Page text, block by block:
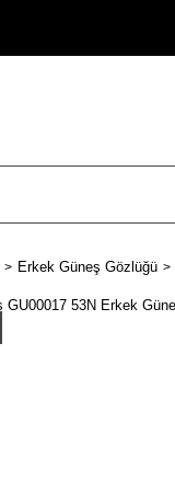
Erkek Güneş Gözlüğü